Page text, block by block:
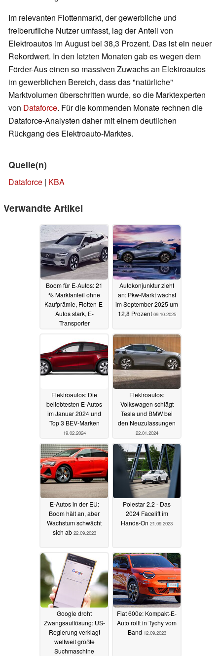
Im relevanten Flottenmarkt, der gewerbliche und
freiberufliche Nutzer umfasst, lag der Anteil von
Elektroautos im August bei 38,3 Prozent. Das ist ein neuer
Rekordwert. In den letzten Monaten gab es wegen dem
Förder-Aus einen so massiven Zuwachs an Elektroautos
im gewerblichen Bereich, dass das "natürliche"
Marktvolumen überschritten wurde, so die Marktexperten
von Dataforce. Für die kommenden Monate rechnen die
Dataforce-Analysten daher mit einem deutlichen
Rückgang des Elektroauto-Marktes.
Quelle(n)
Dataforce | KBA
Verwandte Artikel
Boom für E-Autos: 21
% Marktanteil ohne
Kaufprämie, Flotten-E-
Autos stark, E-
Transporter
Autokonjunktur zieht
an: Pkw-Markt wächst
im September 2025 um
12,8 Prozent 09.10.2025
Elektroautos: Die
beliebtesten E-Autos
im Januar 2024 und
Top 3 BEV-Marken
19.02.2024
Elektroautos:
Volkswagen schlägt
Tesla und BMW bei
den Neuzulassungen
22.01.2024
E-Autos in der EU:
Boom hält an, aber
Wachstum schwächt
sich ab 22.09.2023
Polestar 2.2 - Das
2024 Facelift im
Hands-On 21.09.2023
Google droht
Zwangsauflösung: US-
Regierung verklagt
weltweit größte
Suchmaschine
Fiat 600e: Kompakt-E-
Auto rollt in Tychy vom
Band 12.09.2023